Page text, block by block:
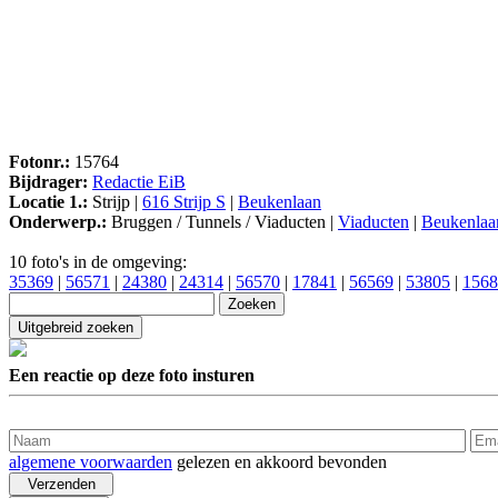
Fotonr.: 15764
Bijdrager: Redactie EiB
Locatie 1.: Strijp | 616 Strijp S
Beukenlaan
Onderwerp.: Bruggen / Tunnels / Viaducten | Viaducten
10 foto's in de omgeving:
35369
56571 24380 24314 56570 17841 56569 53805
Een reactie op deze foto insturen
algemene voorwaarden gelezen en akkoord bevonden